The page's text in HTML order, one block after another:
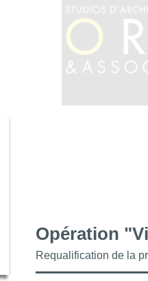
Opération
Requalification de la